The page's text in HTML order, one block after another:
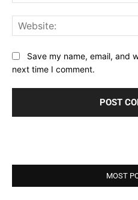
Save my name, email, and
next time I comment.
MOST